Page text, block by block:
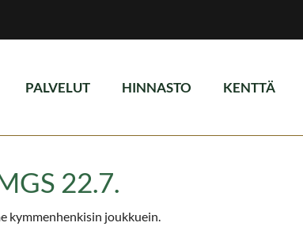
PALVELUT HINNASTO KENTTÄ
22.7.
kymmenhenkisin joukkuein.